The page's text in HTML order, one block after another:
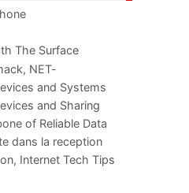
The Surface
NET-
and Systems
and Sharing
of Reliable Data
dans la reception
Internet Tech Tips